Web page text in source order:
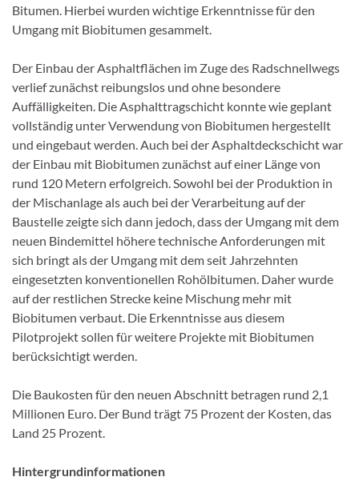
Bitumen. Hierbei wurden wichtige Erkenntnisse für den
Umgang mit Biobitumen gesammelt.
Der Einbau der Asphaltflächen im Zuge des Radschnellwegs
verlief zunächst reibungslos und ohne besondere
Auffälligkeiten. Die Asphalttragschicht konnte wie geplant
vollständig unter Verwendung von Biobitumen hergestellt
und eingebaut werden. Auch bei der Asphaltdeckschicht war
der Einbau mit Biobitumen zunächst auf einer Länge von
rund 120 Metern erfolgreich. Sowohl bei der Produktion in
der Mischanlage als auch bei der Verarbeitung auf der
Baustelle zeigte sich dann jedoch, dass der Umgang mit dem
neuen Bindemittel höhere technische Anforderungen mit
sich bringt als der Umgang mit dem seit Jahrzehnten
eingesetzten konventionellen Rohölbitumen. Daher wurde
auf der restlichen Strecke keine Mischung mehr mit
Biobitumen verbaut. Die Erkenntnisse aus diesem
Pilotprojekt sollen für weitere Projekte mit Biobitumen
berücksichtigt werden.
Die Baukosten für den neuen Abschnitt betragen rund 2,1
Millionen Euro. Der Bund trägt 75 Prozent der Kosten, das
Land 25 Prozent.
Hintergrundinformationen